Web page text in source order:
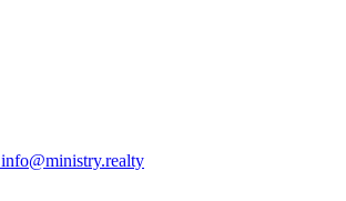
info@ministry.realty